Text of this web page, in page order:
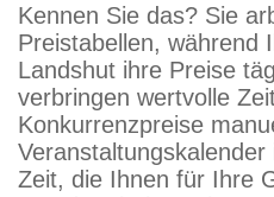
Kennen Sie das? Sie
Preistabellen, während
Landshut ihre Preise
verbringen wertvolle
Konkurrenzpreise
Zeit, die Ihnen für Ihre